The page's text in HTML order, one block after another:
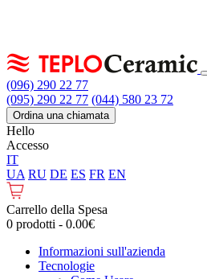
(096) 290 22 77
(095) 290 22 77 (044) 580 23 72
Ordina una chiamata
Hello
Accesso
IT
UA RU DE ES FR EN
Carrello della Spesa
0 prodotti - 0.00€
Informazioni sull'azienda
Tecnologie